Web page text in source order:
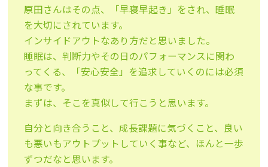
原田さんはその点、「早寝早起き」をされ、睡眠
を大切にされています。
インサイドアウトなあり方だと思いました。
睡眠は、判断力やその日のパフォーマンスに関わ
ってくる、「安心安全」を追求していくのには必須
な事です。
まずは、そこを真似して行こうと思います。
自分と向き合うこと、成長課題に気づくこと、良い
も悪いもアウトプットしていく事など、ほんと一歩
ずつだなと思います。